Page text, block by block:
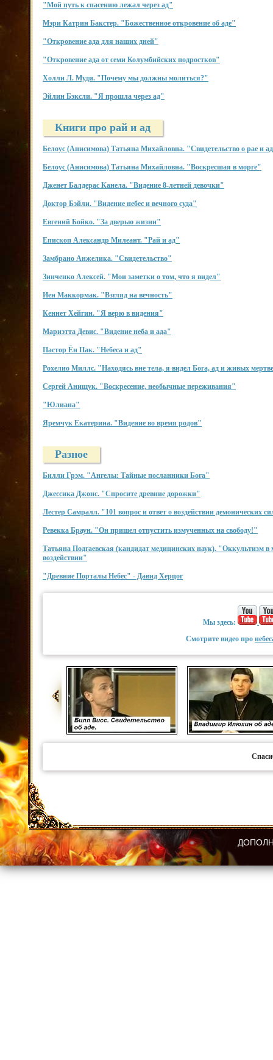
"Мой путь к спасению лежал через ад"
Мэри Катрин Бакстер. "Божественное откровение об аде"
"Откровение ада для наших дней"
"Откровение ада от семи Колумбийских подростков"
Холли Л. Муди. "Почему мы должны молиться?"
Эйлин Бэксли. "Я прошла через ад"
Книги про рай и ад
Белоус (Анисимова) Татьяна Михайловна. "Свидетельство о рае и
Белоус (Анисимова) Татьяна Михайловна. "Воскресшая в морге"
Дженет Балдерас Канела. "Видение 8-летней девочки"
Доктор Бэйли. "Видение небес и вечного суда"
Евгений Бойко. "За дверью жизни"
Епископ Александр Милеант. "Рай и ад"
Замбрано Анжелика. "Свидетельство"
Зинченко Алексей. "Мои заметки о том, что я видел"
Иен Маккормак. "Взгляд на вечность"
Кеннет Хейгин. "Я верю в видения"
Мариэтта Девис. "Видение неба и ада"
Пастор Ён Пак. "Небеса и ад"
Рохелио Миллс. "Находясь вне тела, я видел Бога, ад и живых
Сергей Анищук. "Воскресение, необычные переживания"
"Юлиана"
Яремчук Екатерина. "Видение во время родов"
Разное
Билли Грэм. "Ангелы: Тайные посланники Бога"
Джессика Джонс. "Спросите древние дорожки"
Лестер Самралл. "101 вопрос и ответ о воздействии демонических
Ревекка Браун. "Он пришел отпустить измученных на свободу!"
Татьяна Подгаевская (кандидат медицинских наук). "Оккультизм
воздействии"
"Древние Порталы Небес" - Давид Херцог
Мы здесь:
Смотрите видео про